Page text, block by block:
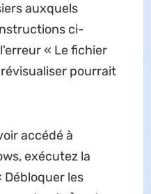
auxquels
ci-
« Le fichier
pourrait
accédé à
exécutez la
les